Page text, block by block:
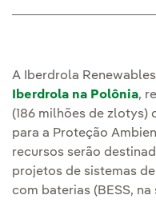
A Iberdrola
Iberdrola na Polônia,
(186 milhões de zlotys)
para a Proteção
recursos serão
projetos de sistemas
com baterias (BESS,